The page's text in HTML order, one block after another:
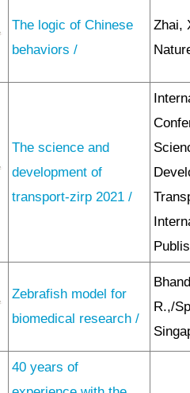
The logic of Chinese
behaviors /
Zhai,
The science and
development of
transport-zirp 2021 /
Zebrafish model for
biomedical research /
R.,/
40 years of